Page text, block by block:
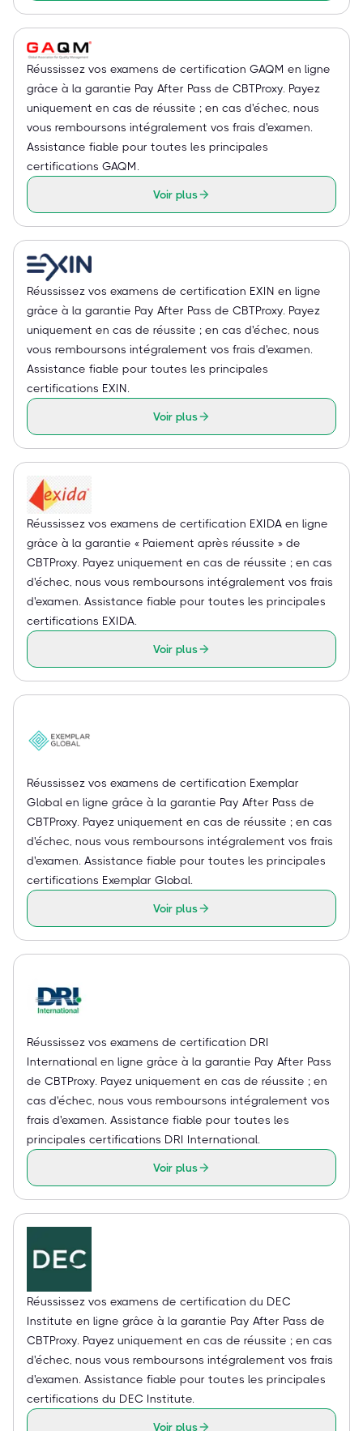
Réussissez vos examens de certification GAQM en ligne
grâce à la garantie Pay After Pass de CBTProxy. Payez
uniquement en cas de réussite ; en cas d'échec, nous
vous remboursons intégralement vos frais d'examen.
Assistance fiable pour toutes les principales
certifications GAQM.
Voir plus
Réussissez vos examens de certification EXIN en ligne
grâce à la garantie Pay After Pass de CBTProxy. Payez
uniquement en cas de réussite ; en cas d'échec, nous
vous remboursons intégralement vos frais d'examen.
Assistance fiable pour toutes les principales
certifications EXIN.
Voir plus
Réussissez vos examens de certification EXIDA en ligne
grâce à la garantie « Paiement après réussite » de
CBTProxy. Payez uniquement en cas de réussite ; en cas
d'échec, nous vous remboursons intégralement vos frais
d'examen. Assistance fiable pour toutes les principales
certifications EXIDA.
Voir plus
Réussissez vos examens de certification Exemplar
Global en ligne grâce à la garantie Pay After Pass de
CBTProxy. Payez uniquement en cas de réussite ; en cas
d'échec, nous vous remboursons intégralement vos frais
d'examen. Assistance fiable pour toutes les principales
certifications Exemplar Global.
Voir plus
Réussissez vos examens de certification DRI
International en ligne grâce à la garantie Pay After Pass
de CBTProxy. Payez uniquement en cas de réussite ; en
cas d'échec, nous vous remboursons intégralement vos
frais d'examen. Assistance fiable pour toutes les
principales certifications DRI International.
Voir plus
Réussissez vos examens de certification du DEC
Institute en ligne grâce à la garantie Pay After Pass de
CBTProxy. Payez uniquement en cas de réussite ; en cas
d'échec, nous vous remboursons intégralement vos frais
d'examen. Assistance fiable pour toutes les principales
certifications du DEC Institute.
Voir plus